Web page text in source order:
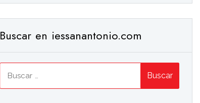
Buscar en iessanantonio.com